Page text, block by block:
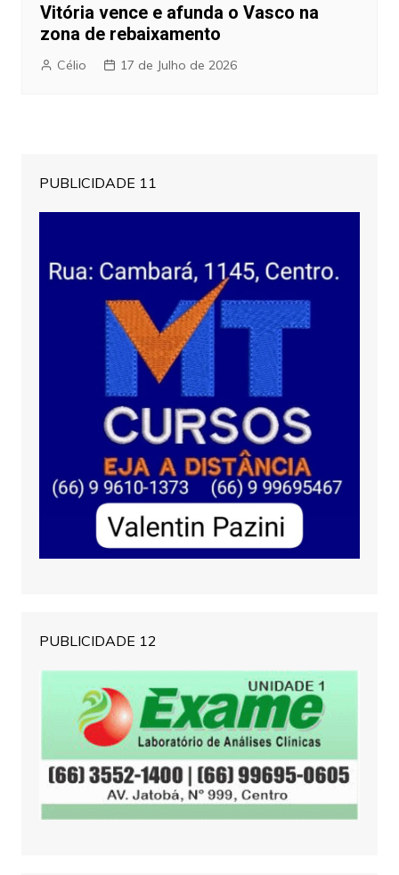
Vitória vence e afunda o Vasco na
zona de rebaixamento
Célio 17 de Julho de 2026
PUBLICIDADE 11
PUBLICIDADE 12